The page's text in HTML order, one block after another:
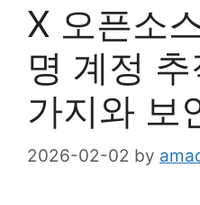
X 오픈소
명 계정
가지와 보
2026-02-02 by